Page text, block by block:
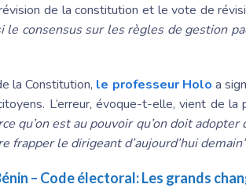
de la constitution et le vote de
le consensus sur les règles de gestion
la Constitution, le professeur Holo a
L’erreur, évoque-t-elle, vient de
qu’on est au pouvoir qu’on doit
frapper le dirigeant d’aujourd’hui demain”
– Code électoral: Les grands